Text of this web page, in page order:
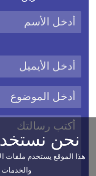
نحن
هذا الموقع يستخدم ملفات